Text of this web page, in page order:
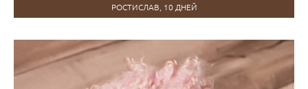
РОСТИСЛАВ, 10 ДНЕЙ